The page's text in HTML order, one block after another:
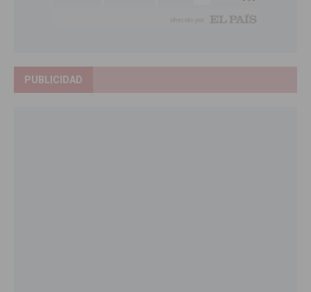
PUBLICIDAD